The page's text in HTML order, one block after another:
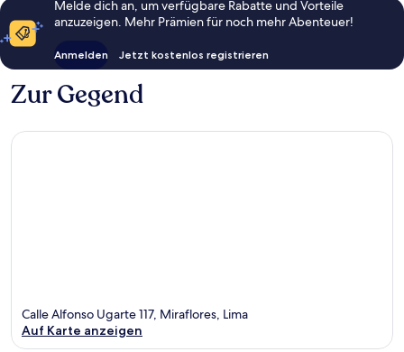
Melde dich an, um verfügbare Rabatte und Vorteile
anzuzeigen. Mehr Prämien für noch mehr Abenteuer!
Anmelden Jetzt kostenlos registrieren
Zur Gegend
Calle Alfonso Ugarte 117, Miraflores, Lima
Auf Karte anzeigen